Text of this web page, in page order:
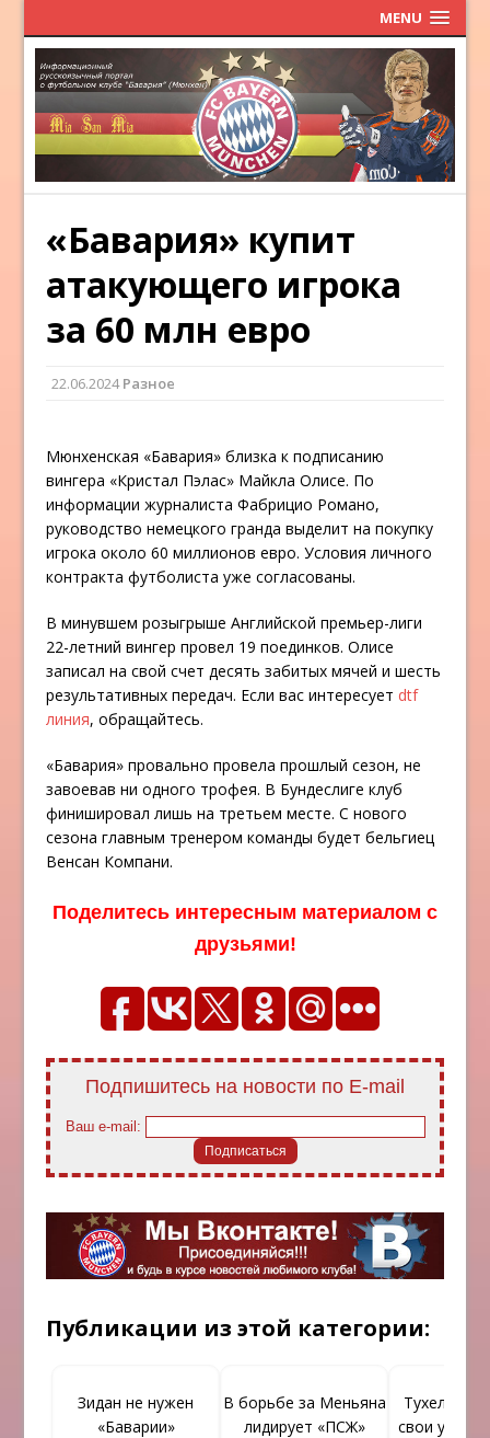
MENU
«Бавария» купит
атакующего игрока
за 60 млн евро
22.06.2024Разное
Мюнхенская «Бавария» близка к подписанию
вингера «Кристал Пэлас» Майкла Олисе. По
информации журналиста Фабрицио Романо,
руководство немецкого гранда выделит на покупку
игрока около 60 миллионов евро. Условия личного
контракта футболиста уже согласованы.
В минувшем розыгрыше Английской премьер-лиги
22-летний вингер провел 19 поединков. Олисе
записал на свой счет десять забитых мячей и шесть
результативных передач. Если вас интересует dtf
линия, обращайтесь.
«Бавария» провально провела прошлый сезон, не
завоевав ни одного трофея. В Бундеслиге клуб
финишировал лишь на третьем месте. С нового
сезона главным тренером команды будет бельгиец
Венсан Компани.
Поделитесь интересным материалом с
друзьями!
Подпишитесь на новости по E-mail
Ваш e-mail:
Публикации из этой категории:
Зидан не нужен
«Баварии»
В борьбе за Меньяна
лидирует «ПСЖ»
Тухель
свои